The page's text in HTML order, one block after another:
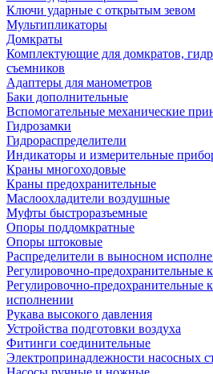
Ключи ударные с открытым зевом
Мультипликаторы
Домкраты
Комплектующие для домкратов,
съемников
Адаптеры для манометров
Баки дополнительные
Вспомогательные механические
Гидрозамки
Гидрораспределители
Индикаторы и измерительные
Краны многоходовые
Краны предохранительные
Маслоохладители воздушные
Муфты быстроразъемные
Опоры поддомкратные
Опоры штоковые
Распределители в выносном
Регулировочно-предохранительные
Регулировочно-предохранительные
исполнении
Рукава высокого давления
Устройства подготовки воздуха
Фитинги соединительные
Электропринадлежности насосных